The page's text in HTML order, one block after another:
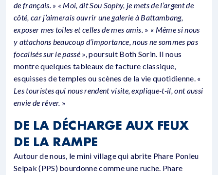
de français. » « Moi, dit Sou Sophy, je mets de l’argent de
côté, car j’aimerais ouvrir une galerie à Battambang,
exposer mes toiles et celles de mes amis. » « Même si nous
y attachons beaucoup d’importance, nous ne sommes pas
focalisés sur le passé », poursuit Both Sorin. Il nous
montre quelques tableaux de facture classique,
esquisses de temples ou scènes de la vie quotidienne. «
Les touristes qui nous rendent visite, explique-t-il, ont aussi
envie de rêver. »
DE LA DÉCHARGE AUX FEUX
DE LA RAMPE
Autour de nous, le mini village qui abrite Phare Ponleu
Selpak (PPS) bourdonne comme une ruche. Phare